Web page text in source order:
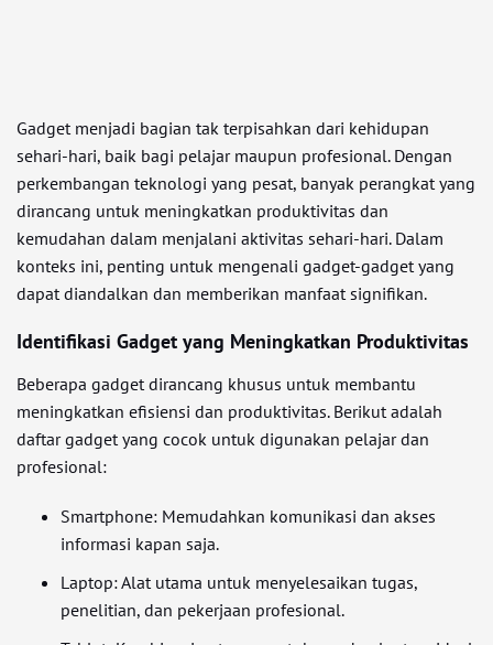
Gadget menjadi bagian tak terpisahkan dari kehidupan
sehari-hari, baik bagi pelajar maupun profesional. Dengan
perkembangan teknologi yang pesat, banyak perangkat yang
dirancang untuk meningkatkan produktivitas dan
kemudahan dalam menjalani aktivitas sehari-hari. Dalam
konteks ini, penting untuk mengenali gadget-gadget yang
dapat diandalkan dan memberikan manfaat signifikan.
Identifikasi Gadget yang Meningkatkan Produktivitas
Beberapa gadget dirancang khusus untuk membantu
meningkatkan efisiensi dan produktivitas. Berikut adalah
daftar gadget yang cocok untuk digunakan pelajar dan
profesional:
Smartphone: Memudahkan komunikasi dan akses
informasi kapan saja.
Laptop: Alat utama untuk menyelesaikan tugas,
penelitian, dan pekerjaan profesional.